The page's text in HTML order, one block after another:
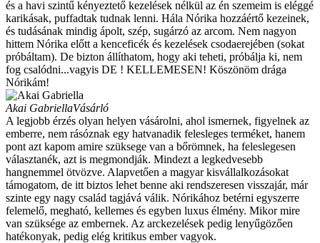
és a havi szintű kényeztető kezelések nélkül az én szemeim is eléggé
karikásak, puffadtak tudnak lenni. Hála Nórika hozzáértő kezeinek,
és tudásának mindig ápolt, szép, sugárzó az arcom. Nem nagyon
hittem Nórika előtt a kenceficék és kezelések csodaerejében (sokat
próbáltam). De bizton állíthatom, hogy aki teheti, próbálja ki, nem
fog csalódni...vagyis DE ! KELLEMESEN! Köszönöm drága
Nórikám!
Akai GabriellaVásárló
A legjobb érzés olyan helyen vásárolni, ahol ismernek, figyelnek az
emberre, nem rásóznak egy hatvanadik felesleges terméket, hanem
pont azt kapom amire szüksege van a bőrömnek, ha feleslegesen
választanék, azt is megmondják. Mindezt a legkedvesebb
hangnemmel ötvözve. Alapvetően a magyar kisvállalkozásokat
támogatom, de itt biztos lehet benne aki rendszeresen visszajár, már
szinte egy nagy család tagjává válik. Nórikához betérni egyszerre
felemelő, megható, kellemes és egyben luxus élmény. Mikor mire
van szüksége az embernek. Az arckezelések pedig lenyűgözően
hatékonyak, pedig elég kritikus ember vagyok.